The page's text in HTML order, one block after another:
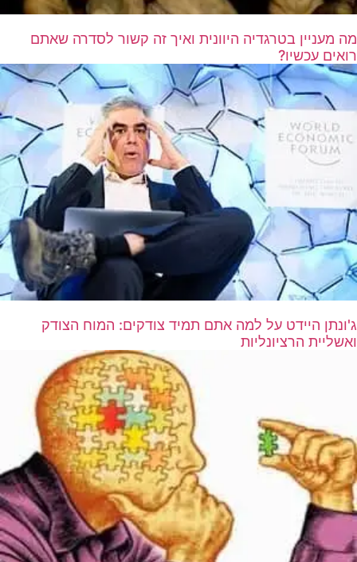
מה מעניין בטרגדיה היוונית ואיך זה קשור לסדרה שאתם
רואים עכשיו?
ג'ונתן היידט על למה אתם תמיד צודקים: המוח הצודק
ואשליית הרציונליות